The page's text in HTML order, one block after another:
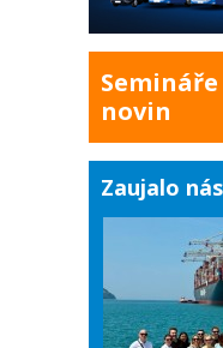
novin
Zaujalo nás